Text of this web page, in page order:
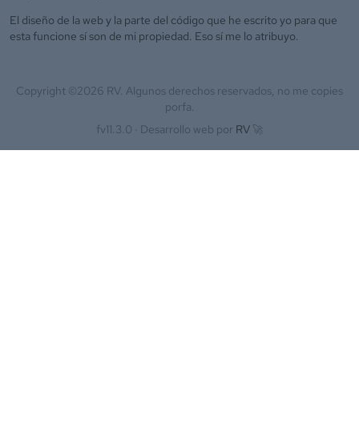
El diseño de la web y la parte del código que he escrito yo para que
esta funcione sí son de mi propiedad. Eso sí me lo atribuyo.
Copyright ©2026 RV. Algunos derechos reservados, no me copies
porfa.
fv11.3.0 · Desarrollo web por RV 🚀